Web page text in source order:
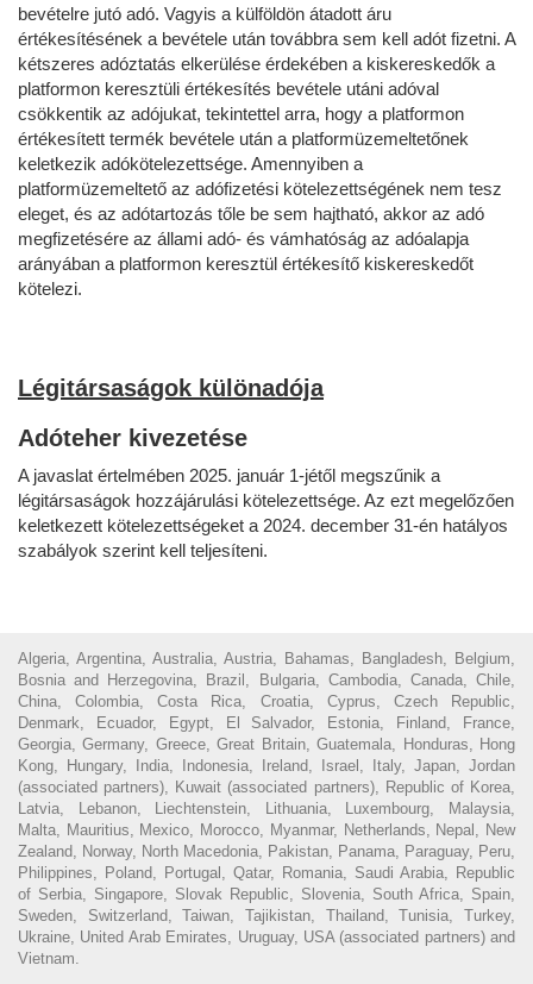
bevételre jutó adó. Vagyis a külföldön átadott áru
értékesítésének a bevétele után továbbra sem kell adót fizetni. A
kétszeres adóztatás elkerülése érdekében a kiskereskedők a
platformon keresztüli értékesítés bevétele utáni adóval
csökkentik az adójukat, tekintettel arra, hogy a platformon
értékesített termék bevétele után a platformüzemeltetőnek
keletkezik adókötelezettsége. Amennyiben a
platformüzemeltető az adófizetési kötelezettségének nem tesz
eleget, és az adótartozás tőle be sem hajtható, akkor az adó
megfizetésére az állami adó- és vámhatóság az adóalapja
arányában a platformon keresztül értékesítő kiskereskedőt
kötelezi.
Légitársaságok különadója
Adóteher kivezetése
A javaslat értelmében 2025. január 1-jétől megszűnik a
légitársaságok hozzájárulási kötelezettsége. Az ezt megelőzően
keletkezett kötelezettségeket a 2024. december 31-én hatályos
szabályok szerint kell teljesíteni.
Algeria, Argentina, Australia, Austria, Bahamas, Bangladesh, Belgium,
Bosnia and Herzegovina, Brazil, Bulgaria, Cambodia, Canada, Chile,
China, Colombia, Costa Rica, Croatia, Cyprus, Czech Republic,
Denmark, Ecuador, Egypt, El Salvador, Estonia, Finland, France,
Georgia, Germany, Greece, Great Britain, Guatemala, Honduras, Hong
Kong, Hungary, India, Indonesia, Ireland, Israel, Italy, Japan, Jordan
(associated partners), Kuwait (associated partners), Republic of Korea,
Latvia, Lebanon, Liechtenstein, Lithuania, Luxembourg, Malaysia,
Malta, Mauritius, Mexico, Morocco, Myanmar, Netherlands, Nepal, New
Zealand, Norway, North Macedonia, Pakistan, Panama, Paraguay, Peru,
Philippines, Poland, Portugal, Qatar, Romania, Saudi Arabia, Republic
of Serbia, Singapore, Slovak Republic, Slovenia, South Africa, Spain,
Sweden, Switzerland, Taiwan, Tajikistan, Thailand, Tunisia, Turkey,
Ukraine, United Arab Emirates, Uruguay, USA (associated partners) and
Vietnam.